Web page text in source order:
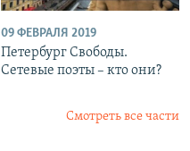
09 ФЕВРАЛЯ 2019
Петербург Свободы.
Сетевые поэты – кто они?
Смотреть все части